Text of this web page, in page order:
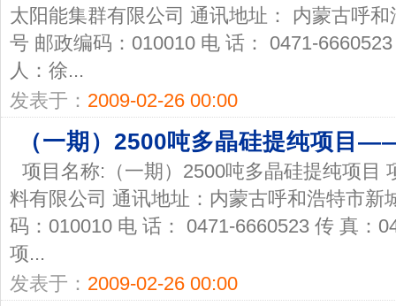
太阳能集群有限公司 通讯地址： 内蒙古呼
号 邮政编码：010010 电 话： 0471-
人：徐...
发表于： 2009-02-26 00:00
（一期）2500吨多晶硅提纯项目
项目名称:（一期）2500吨多晶硅提纯项目
料有限公司 通讯地址：内蒙古呼和浩特市新
码：010010 电 话： 0471-6660523 传 真：
项...
发表于： 2009-02-26 00:00